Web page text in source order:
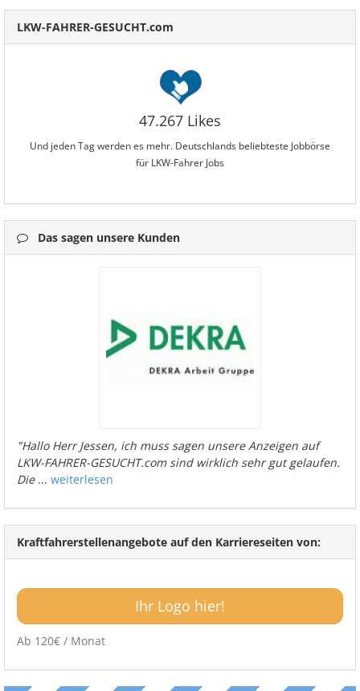
LKW-FAHRER-GESUCHT.com
47.267 Likes
Und jeden Tag werden es mehr. Deutschlands beliebteste Jobbörse
für LKW-Fahrer Jobs
Das sagen unsere Kunden
"Hallo Herr Jessen, ich muss sagen unsere Anzeigen auf
LKW-FAHRER-GESUCHT.com sind wirklich sehr gut gelaufen.
Die... weiterlesen
Kraftfahrerstellenangebote auf den Karriereseiten von:
Ihr Logo hier!
Ab 120€ / Monat